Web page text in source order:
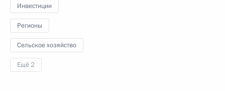
Инвестиции
Регионы
Сельское хозяйство
Ещё 2